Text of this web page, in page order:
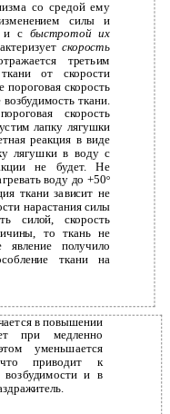
со средой ему
силы и
и с быстротой их
скорость
третьим
от скорости
скорость
ткани.
скорость
лапку лягушки
реакция в виде
лягушки в воду с
не будет. Не
воду до +50о
ткани зависит не
нарастания силы
силой, скорость
то ткань не
явление получило
ткани на
в повышении
при медленно
уменьшается
что приводит к
и в